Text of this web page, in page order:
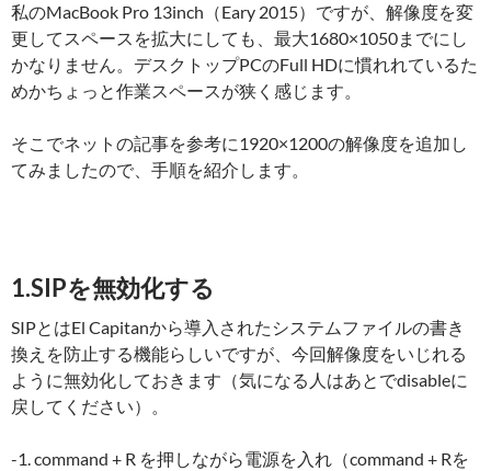
私のMacBook Pro 13inch（Eary 2015）ですが、解像度を変
更してスペースを拡大にしても、最大1680×1050までにし
かなりません。デスクトップPCのFull HDに慣れれているた
めかちょっと作業スペースが狭く感じます。
そこでネットの記事を参考に1920×1200の解像度を追加し
てみましたので、手順を紹介します。
1.SIPを無効化する
SIPとはEl Capitanから導入されたシステムファイルの書き
換えを防止する機能らしいですが、今回解像度をいじれる
ように無効化しておきます（気になる人はあとでdisableに
戻してください）。
-1. command + R を押しながら電源を入れ（command + Rを